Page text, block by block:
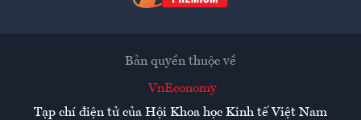
Bản quyền thuộc về
VnEconomy
Tạp chí điện tử của Hội Khoa học Kinh tế Việt Nam